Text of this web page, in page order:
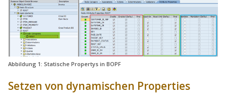
Abbildung 1: Statische Propertys in BOPF
Setzen von dynamischen Properties